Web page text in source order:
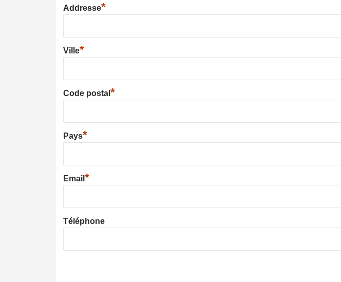
Addresse*
Ville*
Code postal *
Pays*
Email *
Téléphone